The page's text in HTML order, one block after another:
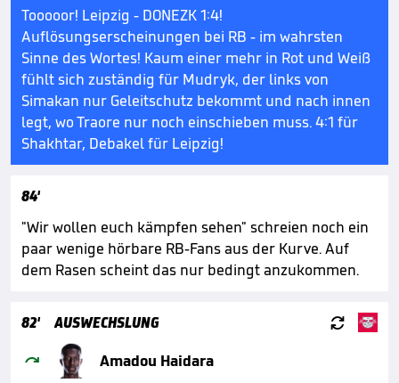
Tooooor! Leipzig - DONEZK 1:4!
Auflösungserscheinungen bei RB - im wahrsten
Sinne des Wortes! Kaum einer mehr in Rot und Weiß
fühlt sich zuständig für Mudryk, der links von
Simakan nur Geleitschutz bekommt und nach innen
legt, wo Traore nur noch einschieben muss. 4:1 für
Shakhtar, Debakel für Leipzig!
84'
"Wir wollen euch kämpfen sehen" schreien noch ein
paar wenige hörbare RB-Fans aus der Kurve. Auf
dem Rasen scheint das nur bedingt anzukommen.
82' AUSWECHSLUNG 
 Amadou Haidara